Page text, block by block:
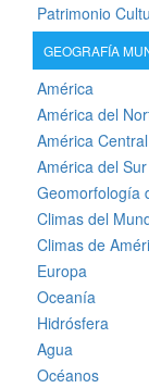
Patrimonio
GEOGRAFÍA
América
América del
América Central
América del Sur
Geomorfología
Climas del
Climas de
Europa
Oceanía
Hidrósfera
Agua
Océanos